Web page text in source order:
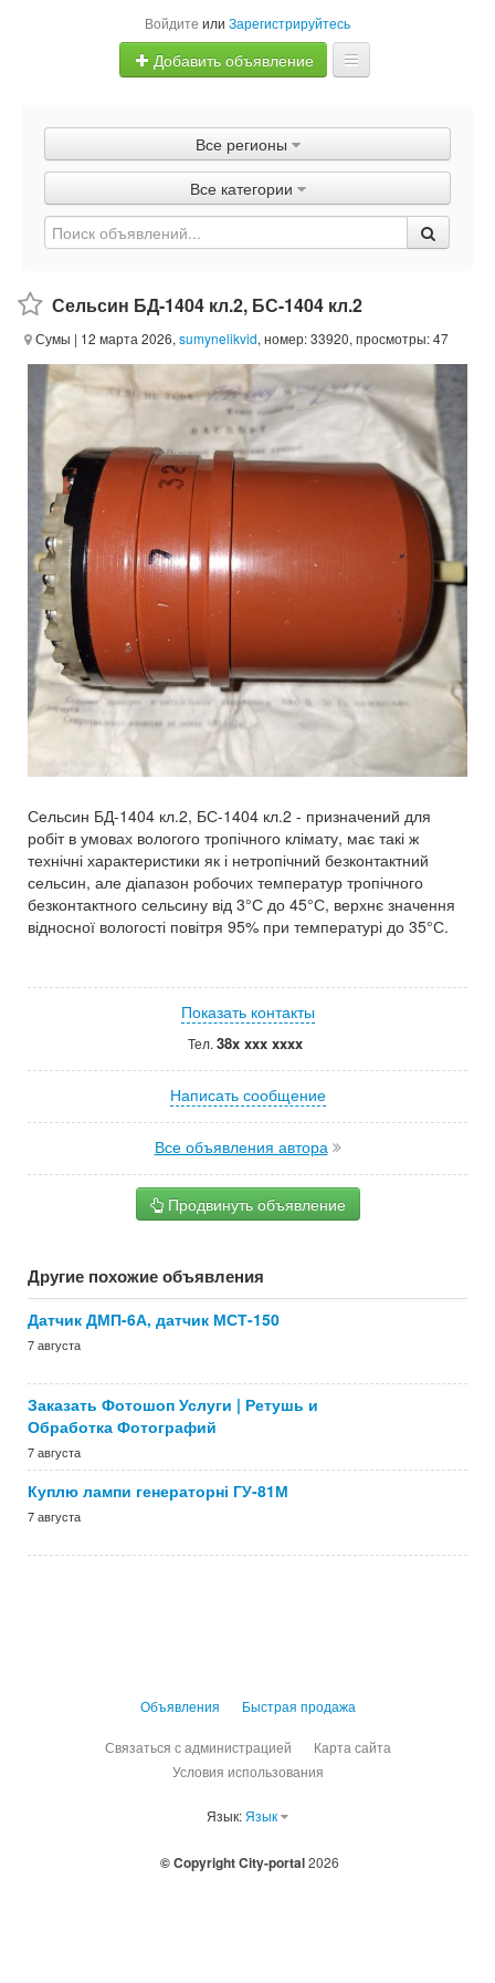
Войдите или Зарегистрируйтесь
Добавить объявление
Объявления
Быстрая продажа
Все регионы
Все категории
Сельсин БД-1404 кл.2, БС-1404 кл.2
Сумы | 12 марта 2026, sumynelikvid, номер: 33920, просмотры: 47
Сельсин БД-1404 кл.2, БС-1404 кл.2 - призначений для
робіт в умовах вологого тропічного клімату, має такі ж
технічні характеристики як і нетропічний безконтактний
сельсин, але діапазон робочих температур тропічного
безконтактного сельсину від 3°С до 45°С, верхнє значення
відносної вологості повітря 95% при температурі до 35°С.
Показать контакты
Тел. 38x xxx xxxx
Написать сообщение
Все объявления автора
Продвинуть объявление
Другие похожие объявления
Датчик ДМП-6А, датчик МСТ-150
7 августа
Заказать Фотошоп Услуги | Ретушь и
Обработка Фотографий
7 августа
Куплю лампи генераторні ГУ-81М
7 августа
Объявления Быстрая продажа
Связаться с администрацией
Карта сайта
Условия использования
Язык: Язык
© Copyright City-portal2026